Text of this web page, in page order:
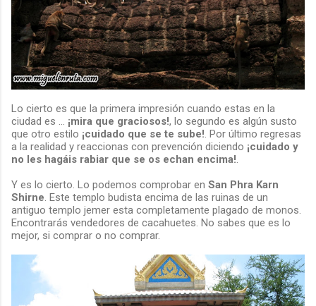
Lo cierto es que la primera impresión cuando estas en la
ciudad es ... ¡mira que graciosos!, lo segundo es algún susto
que otro estilo ¡cuidado que se te sube!. Por último regresas
a la realidad y reaccionas con prevención diciendo ¡cuidado y
no les hagáis rabiar que se os echan encima!.
Y es lo cierto. Lo podemos comprobar en San Phra Karn
Shirne. Este templo budista encima de las ruinas de un
antiguo templo jemer esta completamente plagado de monos.
Encontrarás vendedores de cacahuetes. No sabes que es lo
mejor, si comprar o no comprar.